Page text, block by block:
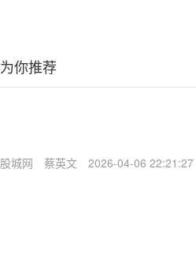
为你推荐
股城网 蔡英文 2026-04-06 22:21:27